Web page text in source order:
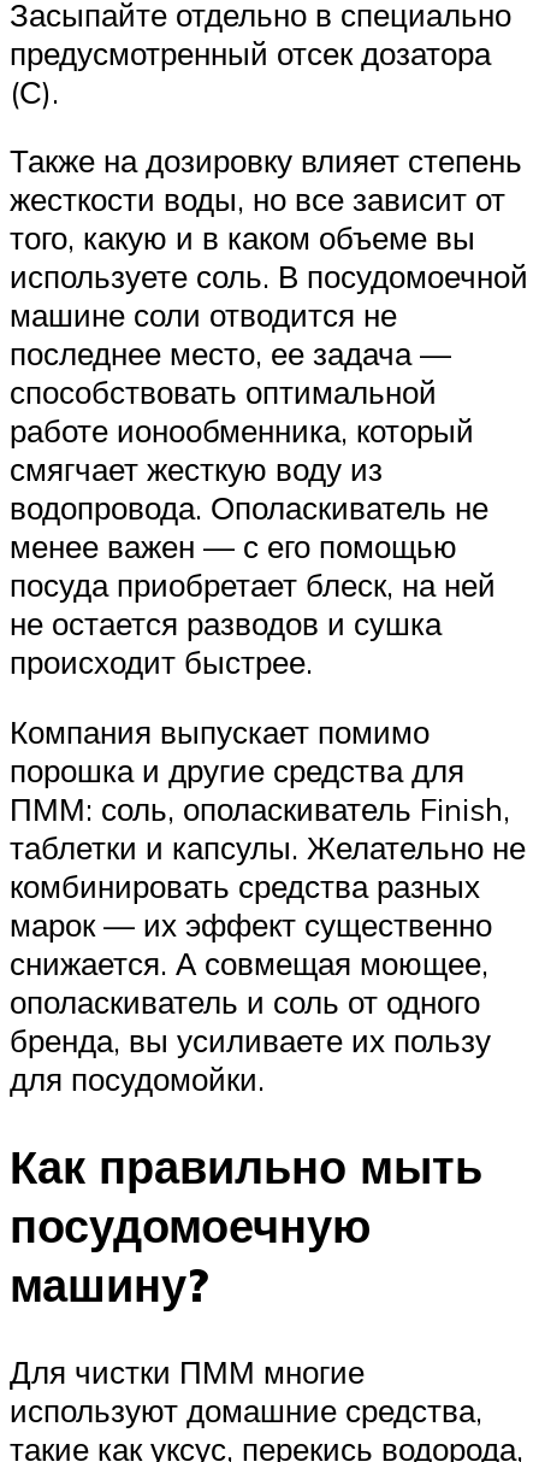
Засыпайте отдельно в специально
предусмотренный отсек дозатора
(С).
Также на дозировку влияет степень
жесткости воды, но все зависит от
того, какую и в каком объеме вы
используете соль. В посудомоечной
машине соли отводится не
последнее место, ее задача —
способствовать оптимальной
работе ионообменника, который
смягчает жесткую воду из
водопровода. Ополаскиватель не
менее важен — с его помощью
посуда приобретает блеск, на ней
не остается разводов и сушка
происходит быстрее.
Компания выпускает помимо
порошка и другие средства для
ПММ: соль, ополаскиватель Finish,
таблетки и капсулы. Желательно не
комбинировать средства разных
марок — их эффект существенно
снижается. А совмещая моющее,
ополаскиватель и соль от одного
бренда, вы усиливаете их пользу
для посудомойки.
Как правильно мыть
посудомоечную
машину?
Для чистки ПММ многие
используют домашние средства,
такие как уксус, перекись водорода,